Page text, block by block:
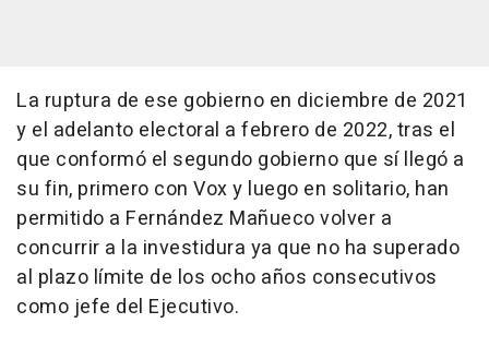
La ruptura de ese gobierno en diciembre de 2021
y el adelanto electoral a febrero de 2022, tras el
que conformó el segundo gobierno que sí llegó a
su fin, primero con Vox y luego en solitario, han
permitido a Fernández Mañueco volver a
concurrir a la investidura ya que no ha superado
al plazo límite de los ocho años consecutivos
como jefe del Ejecutivo.